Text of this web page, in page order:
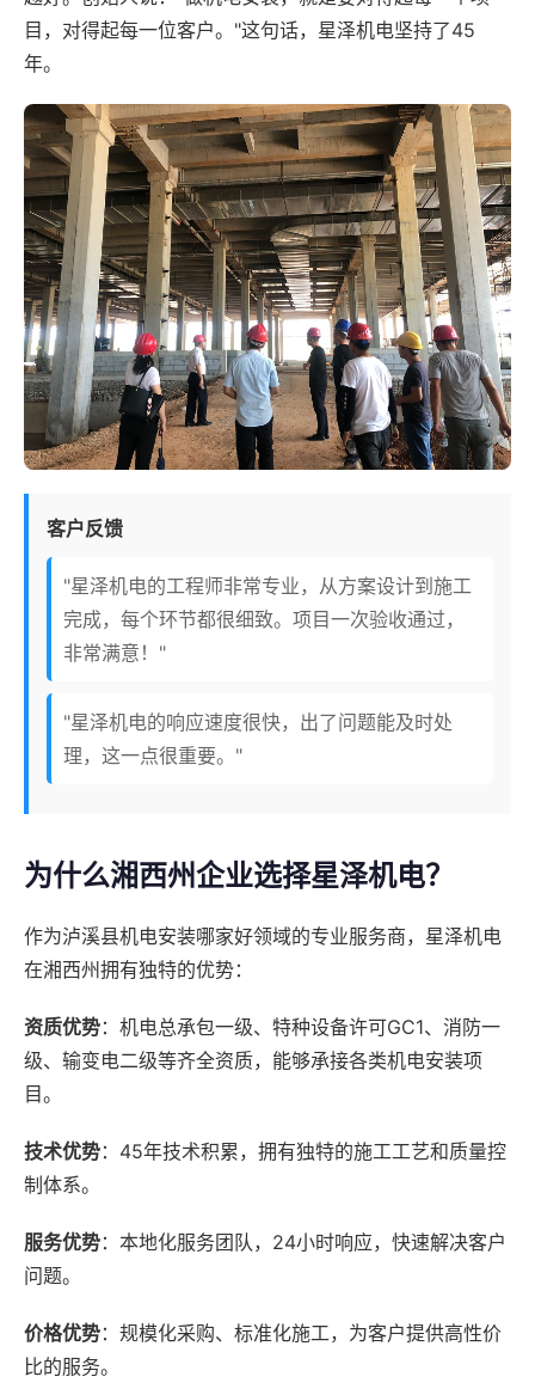
目，对得起每一位客户。"这句话，星泽机电坚持了45
年。
客户反馈
"星泽机电的工程师非常专业，从方案设计到施工
完成，每个环节都很细致。项目一次验收通过，
非常满意！"
"星泽机电的响应速度很快，出了问题能及时处
理，这一点很重要。"
为什么湘西州企业选择星泽机电？
作为泸溪县机电安装哪家好领域的专业服务商，星泽机电
在湘西州拥有独特的优势：
资质优势：机电总承包一级、特种设备许可GC1、消防一
级、输变电二级等齐全资质，能够承接各类机电安装项
目。
技术优势：45年技术积累，拥有独特的施工工艺和质量控
制体系。
服务优势：本地化服务团队，24小时响应，快速解决客户
问题。
价格优势：规模化采购、标准化施工，为客户提供高性价
比的服务。